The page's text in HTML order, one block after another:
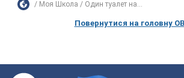
Моя Школа Один туалет на...
Повернутися на головну